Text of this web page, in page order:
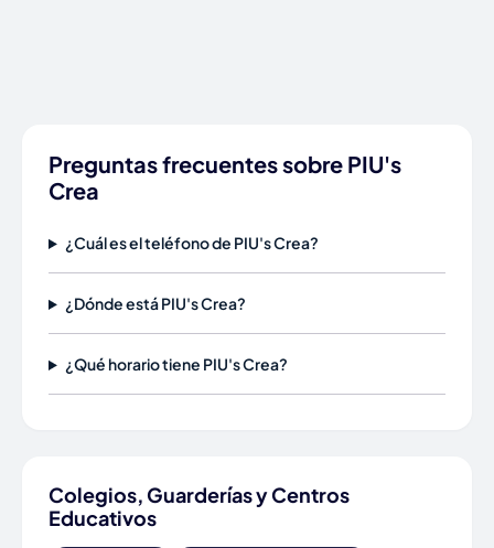
Preguntas frecuentes sobre PIU's
Crea
¿Cuál es el teléfono de PIU's Crea?
¿Dónde está PIU's Crea?
¿Qué horario tiene PIU's Crea?
Colegios, Guarderías y Centros
Educativos